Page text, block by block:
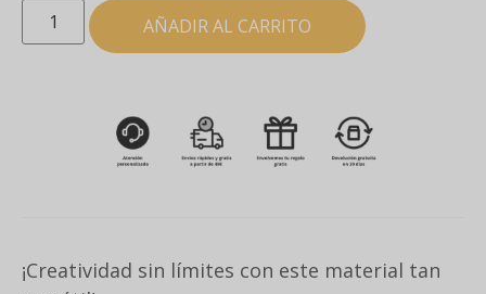
AÑADIR AL CARRITO
¡Creatividad sin límites con este material tan